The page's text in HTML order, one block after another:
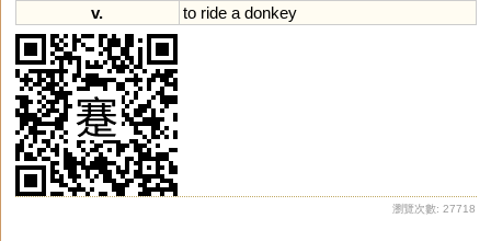
v.
to ride a donkey
瀏覽次數: 27718